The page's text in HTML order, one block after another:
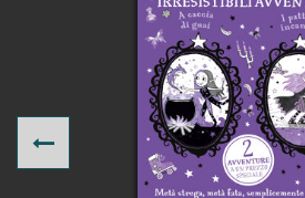
Previous